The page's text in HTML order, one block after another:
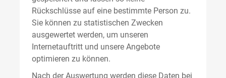
Rückschlüsse auf eine bestimmte Person zu.
Sie können zu statistischen Zwecken
ausgewertet werden, um unseren
Internetauftritt und unsere Angebote
optimieren zu können.
Nach der Auswertung werden diese Daten bei